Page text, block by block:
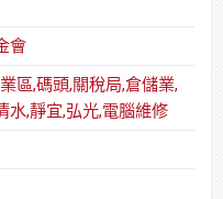
會
區,碼頭,關稅局,倉儲業,
水,靜宜,弘光,電腦維修